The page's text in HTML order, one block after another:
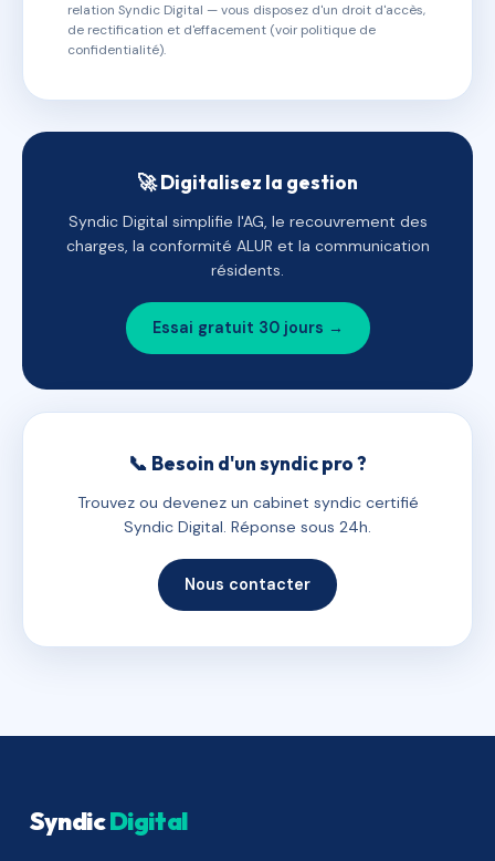
relation Syndic Digital — vous disposez d'un droit d'accès,
de rectification et d'effacement (voir politique de
confidentialité).
🚀 Digitalisez la gestion
Syndic Digital simplifie l'AG, le recouvrement des
charges, la conformité ALUR et la communication
résidents.
Essai gratuit 30 jours →
📞 Besoin d'un syndic pro ?
Trouvez ou devenez un cabinet syndic certifié
Syndic Digital. Réponse sous 24h.
Nous contacter
SyndicDigital